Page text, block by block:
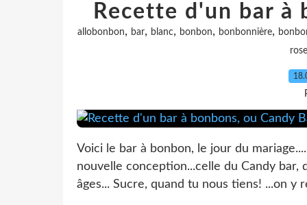
Recette d'un bar à
allobonbon, bar, blanc, bonbon, bonbonnière,
rose
Voici le bar à bonbon, le jour du
nouvelle conception...celle du Candy bar,
âges... Sucre, quand tu nous tiens! ...on y